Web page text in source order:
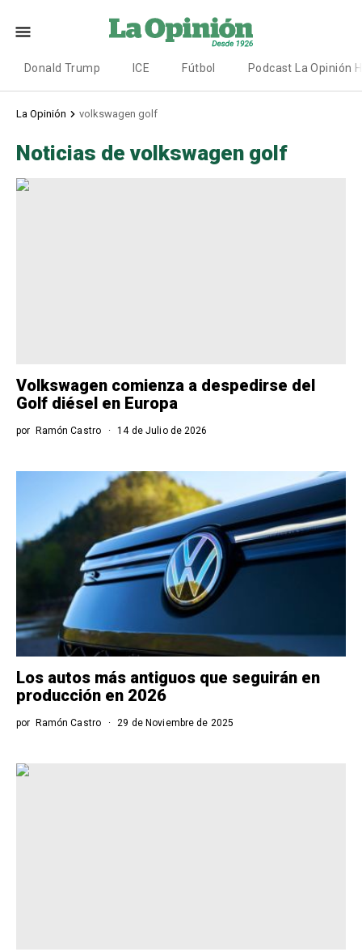
Donald Trump ICE Fútbol Podcast La Opinión
La Opinión volkswagen golf
Noticias de volkswagen golf
Volkswagen comienza a despedirse del
Golf diésel en Europa
por Ramón Castro 14 de Julio de 2026
Los autos más antiguos que seguirán en
producción en 2026
por Ramón Castro 29 de Noviembre de 2025